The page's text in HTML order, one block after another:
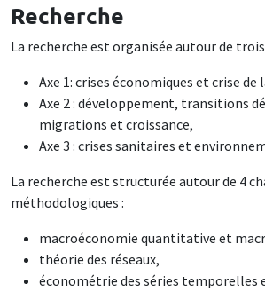
Recherche
La recherche est organisée autour de trois
Axe 1: crises économiques et crise
Axe 2 : développement, transitions
migrations et croissance,
Axe 3 : crises sanitaires et
La recherche est structurée autour de 4
méthodologiques :
macroéconomie quantitative et
théorie des réseaux,
économétrie des séries temporelles